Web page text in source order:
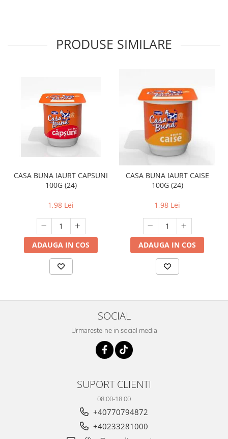
PRODUSE SIMILARE
CASA BUNA IAURT CAPSUNI
100G (24)
1,98 Lei
ADAUGA IN COS
CASA BUNA IAURT CAISE
100G (24)
1,98 Lei
ADAUGA IN COS
SOCIAL
Urmareste-ne in social media
SUPORT CLIENTI
08:00-18:00
+40770794872
+40233281000